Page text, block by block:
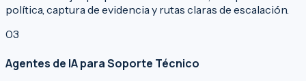
política, captura de evidencia y rutas claras de escalación.
03
Agentes de IA para Soporte Técnico